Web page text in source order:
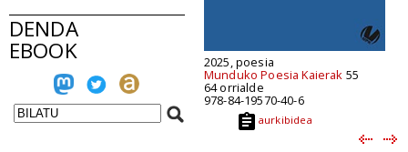
DENDA
EBOOK 2025, poesia
Munduko Poesia Kaierak 55
64 orrialde
978-84-19570-40-6
aurkibidea